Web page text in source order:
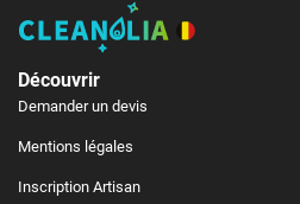
Découvrir
Demander un devis
Mentions légales
Inscription Artisan